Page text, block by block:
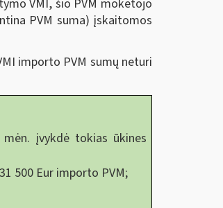
VMI, šio PVM mokėtojo
PVM suma) įskaitomos
importo PVM sumų neturi
įvykdė tokias ūkines
500 Eur importo PVM;